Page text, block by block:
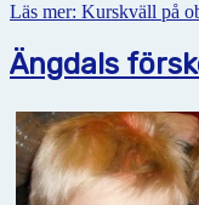
Läs mer: Kurskväll på
Ängdals